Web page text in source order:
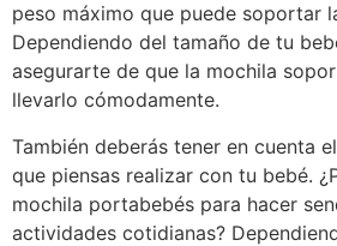
peso máximo que puede soportar
Dependiendo del tamaño de tu
asegurarte de que la mochila
llevarlo cómodamente.
También deberás tener en cuenta
que piensas realizar con tu bebé.
mochila portabebés para hacer
actividades cotidianas?